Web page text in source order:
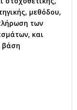
μεθόδου,
των
και
βάση